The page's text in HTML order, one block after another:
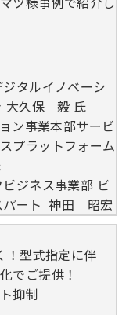
タルイノベーシ
大久保 毅 氏
ン事業本部サービ
プラットフォーム
ジネス事業部 ビ
パート 神田 昭宏
！型式指定に伴
でご提供！
抑制